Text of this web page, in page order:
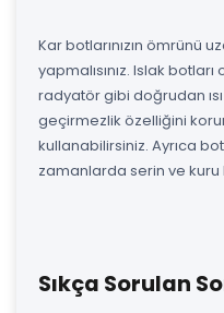
Kar botlarınızın ömrünü
yapmalısınız. Islak
radyatör gibi doğrudan
geçirmezlik özelliğini
kullanabilirsiniz. Ayrıca
zamanlarda serin ve kuru
Sıkça Sorulan